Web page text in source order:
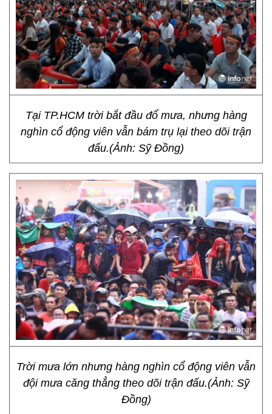
Tại TP.HCM trời bắt đầu đổ mưa, nhưng hàng
nghìn cổ động viên vẫn bám trụ lại theo dõi trận
đấu.(Ảnh: Sỹ Đồng)
Trời mưa lớn nhưng hàng nghìn cổ động viên vẫn
đội mưa căng thẳng theo dõi trận đấu.(Ảnh: Sỹ
Đồng)